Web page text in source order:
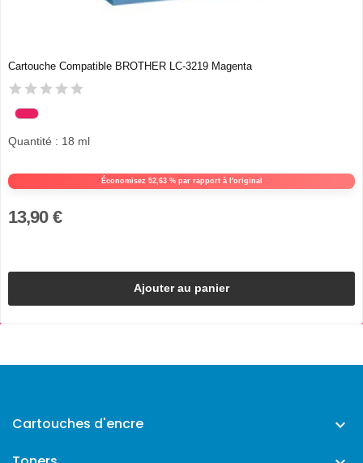
Cartouche Compatible BROTHER LC-3219 Magenta
Économisez 52,63 % par rapport à l'original
Quantité : 18 ml
13,90 €
Ajouter au panier
Cartouches d'encre 